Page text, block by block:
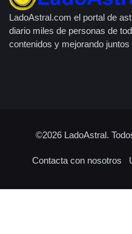
LadoAstral.com el portal de
diario miles de personas de
contenidos y mejorando
©2026 LadoAstral.
Contacta con nosotros